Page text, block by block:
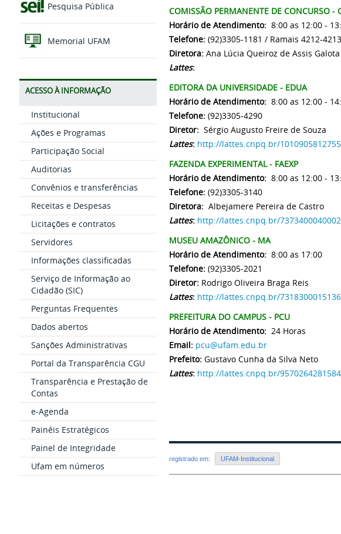
Pesquisa Pública
Memorial UFAM
ACESSO À INFORMAÇÃO
Institucional
Ações e Programas
Participação Social
Auditorias
Convênios e transferências
Receitas e Despesas
Licitações e contratos
Servidores
Informações classificadas
Serviço de Informação ao
Cidadão (SIC)
Perguntas Frequentes
Dados abertos
Sanções Administrativas
Portal da Transparência CGU
Transparência e Prestação de
Contas
e-Agenda
Painéis Estratégicos
Painel de Integridade
Ufam em números
COMISSÃO PERMANENTE DE CONCURSO -
Horário de Atendimento: 8:00 as 12:00 -
Telefone: (92)3305-1181 / Ramais 4212-4213
Diretora: Ana Lúcia Queiroz de Assis Galota
Lattes:
EDITORA DA UNIVERSIDADE - EDUA
Horário de Atendimento: 8:00 as 12:00 -
Telefone: (92)3305-4290
Diretor: Sérgio Augusto Freire de Souza
Lattes: http://lattes.cnpq.br/
FAZENDA EXPERIMENTAL - FAEXP
Horário de Atendimento: 8:00 as 12:00 -
Telefone: (92)3305-3140
Diretora: Albejamere Pereira de Castro
Lattes: http://lattes.cnpq.br/
MUSEU AMAZÔNICO - MA
Horário de Atendimento: 8:00 as 17:00
Telefone: (92)3305-2021
Diretor: Rodrigo Oliveira Braga Reis
Lattes: http://lattes.cnpq.br/
PREFEITURA DO CAMPUS - PCU
Horário de Atendimento: 24 Horas
Email: pcu@ufam.edu.br
Prefeito: Gustavo Cunha da Silva Neto
Lattes: http://lattes.cnpq.br/
registrado em: UFAM-Institucional